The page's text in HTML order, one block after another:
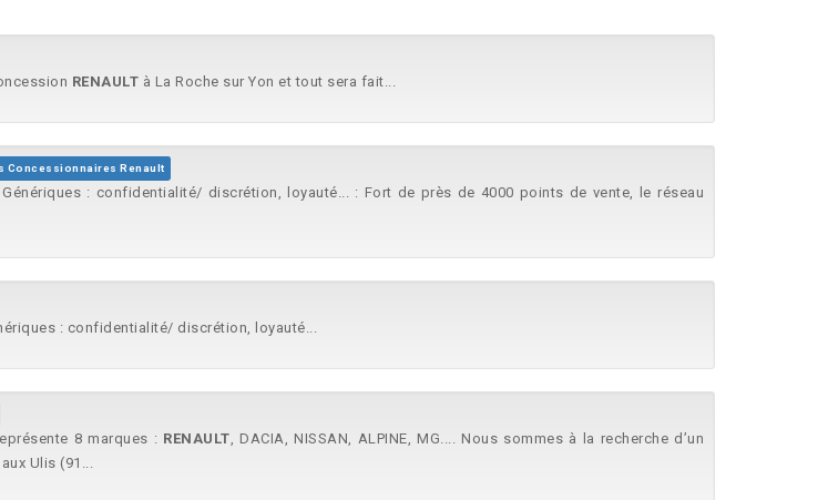
RENAULT à La Roche sur Yon et tout sera fait...
Concessionnaires Renault
: confidentialité/ discrétion, loyauté... : Fort de près de 4000 points de vente, le réseau
: confidentialité/ discrétion, loyauté...
8 marques : RENAULT, DACIA, NISSAN, ALPINE, MG.... Nous sommes à la recherche d’un
Ulis (91...